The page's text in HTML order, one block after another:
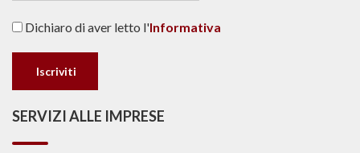
Dichiaro di aver letto l'Informativa
SERVIZI ALLE IMPRESE